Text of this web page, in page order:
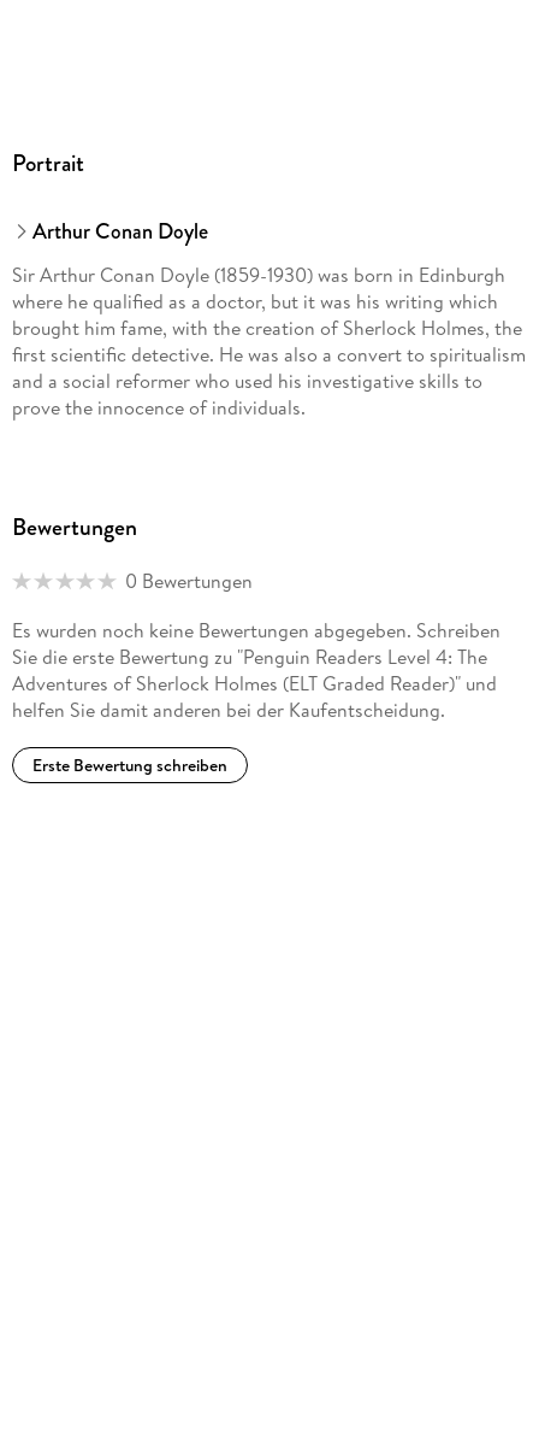
Portrait
Arthur Conan Doyle
Sir Arthur Conan Doyle (1859-1930) was born in Edinburgh
where he qualified as a doctor, but it was his writing which
brought him fame, with the creation of Sherlock Holmes, the
first scientific detective. He was also a convert to spiritualism
and a social reformer who used his investigative skills to
prove the innocence of individuals.
Bewertungen
0 Bewertungen
Es wurden noch keine Bewertungen abgegeben. Schreiben
Sie die erste Bewertung zu "Penguin Readers Level 4: The
Adventures of Sherlock Holmes (ELT Graded Reader)" und
helfen Sie damit anderen bei der Kaufentscheidung.
Erste Bewertung schreiben